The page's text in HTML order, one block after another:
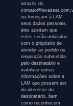
através do
ou forneçam à LAM
seus dados pessoais,
eles aceitam que
estes serão utilizados
com o propósito de
atender ao pedido ou
requisição submetida
pelo destinatário e
viabilizar outras
informações sobre a
LAM que possam ser
do interesse do
destinatário, bem
como reconhecem